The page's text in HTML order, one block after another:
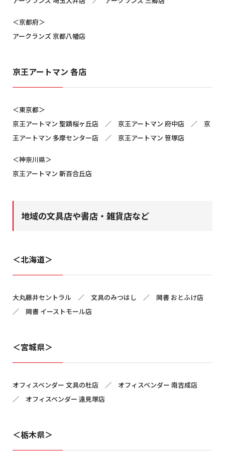
＜京都府＞
アークランズ 京都八幡店
京王アートマン 各店
＜東京都＞
京王アートマン 聖蹟桜ヶ丘店 ／ 京王アートマン 府中店 ／ 京
王アートマン 多摩センター店 ／ 京王アートマン 笹塚店
＜神奈川県＞
京王アートマン 新百合丘店
地域の文具店や書店・雑貨店など
＜北海道＞
大丸藤井セントラル ／ 文具のみつはし ／ 岡書 おとふけ店
／ 岡書 イーストモール店
＜宮城県＞
オフィスベンダー 文具の杜店 ／ オフィスベンダー 南吉成店
／ オフィスベンダー 遠見塚店
＜栃木県＞